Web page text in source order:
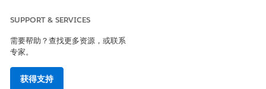
请与我们共享您的想法，以便我们进行改进！
SUPPORT & SERVICES
需要帮助？查找更多资源，或联系
专家。
获得支持